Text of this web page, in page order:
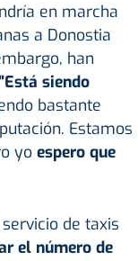
en marcha
a Donostia
han
siendo
bastante
Estamos
yo espero que
de taxis
el número de